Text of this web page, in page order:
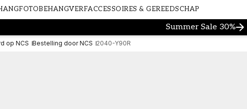
FOTOBEHANGVERFACCESSOIRES & GEREEDSCHAP
Summer Sale 30%
op NCS Bestelling door NCS 2040-Y90R